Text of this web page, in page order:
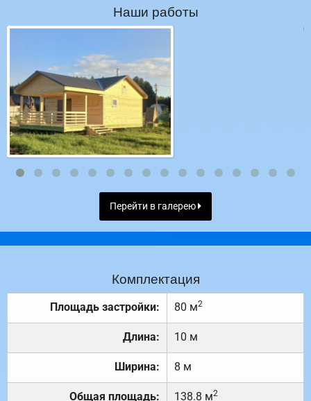
Наши работы
Перейти в галерею
Комплектация
Площадь застройки: 80 м2
Длина: 10 м
Ширина: 8 м
Общая площадь: 138.8 м2